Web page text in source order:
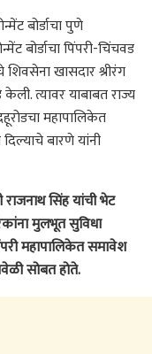
बोर्डाचा पुणे
बोर्डाचा पिंपरी-चिंचवड
खासदार श्रीरंग
त्यावर याबाबत राज्य
महापालिकेत
बारणे यांनी
राजनाथ सिंह यांची भेट
मुलभूत सुविधा
महापालिकेत समावेश
सोबत होते.